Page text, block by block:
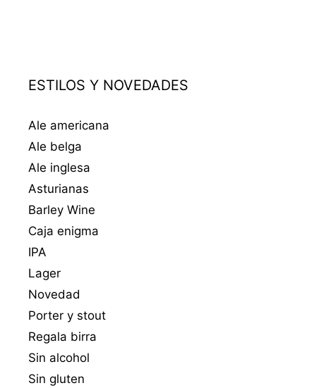
ESTILOS Y NOVEDADES
Ale americana
Ale belga
Ale inglesa
Asturianas
Barley Wine
Caja enigma
IPA
Lager
Novedad
Porter y stout
Regala birra
Sin alcohol
Sin gluten